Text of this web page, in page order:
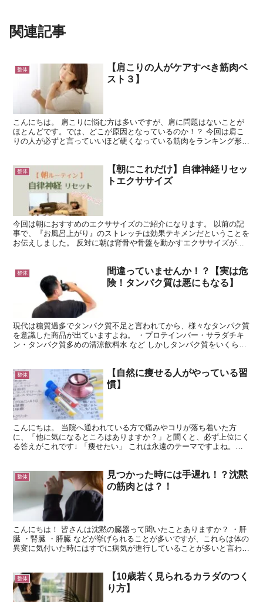
関連記事
整体
【肩こりの人がケアすべき筋肉ベ
スト３】
こんにちは。 肩こりに悩む方は多いですが、肩に問題はないことが
ほとんどです。では、どこが原因となっているのか！？ 今回は肩こ
りの人が必ずと言っていいほど硬くなっている筋肉をランキング形式
整体
【朝にこれだけ】自律神経リセッ
トエクササイズ
今回は朝におすすめのエクササイズのご紹介になります。 以前の記
事で、『お風呂上がり』のストレッチは効果テキメンだということを
お伝えしました。 反対に朝は背骨や骨盤を動かすエクササイズが体
整体
間違っていませんか！？【実は危
険！タンパク質は悪にもなる】
現代は糖質過多でタンパク質不足と言われてから、様々なタンパク質
を意識した商品が出ていますよね。 ・プロテインバー・サラダチキ
ン・タンパク質多めの清涼飲料水 など しかしタンパク質をいくら摂
整体
【自然に痩せる人がやっている習
慣】
こんにちは。 当院へ通われている方で痛みやコリが落ち着いた方
に、「他に気になるところはありますか？」と聞くと、必ず上位にく
る答えがこれです↓ 「痩せたい」 これは永遠のテーマですよね。体
整体
見つかった時には手遅れ！？沈黙
の筋肉とは？！
こんにちは！ 皆さんは沈黙の臓器って聞いたことありますか？ ・肝
臓 ・腎臓 ・膵臓 などが挙げられることが多いですが、これらは体の
異変に気付いた時にはすでに病気が進行していることが多いと言われ
整体
【10歳若く見られるカラダのつく
り方】